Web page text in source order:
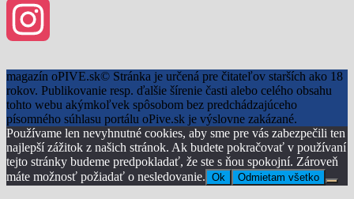
Facebook
magazín oPIVE.sk© Stránka je určená pre čitateľov starších ako 18
rokov. Publikovanie resp. ďalšie šírenie časti alebo celého obsahu
tohto webu akýmkoľvek spôsobom bez predchádzajúceho
písomného súhlasu portálu oPive.sk je výslovne zakázané.
Používame len nevyhnutné cookies, aby sme pre vás zabezpečili ten
najlepší zážitok z našich stránok. Ak budete pokračovať v používaní
tejto stránky budeme predpokladať, že ste s ňou spokojní. Zároveň
máte možnosť požiadať o nesledovanie. Ok Odmietam všetko